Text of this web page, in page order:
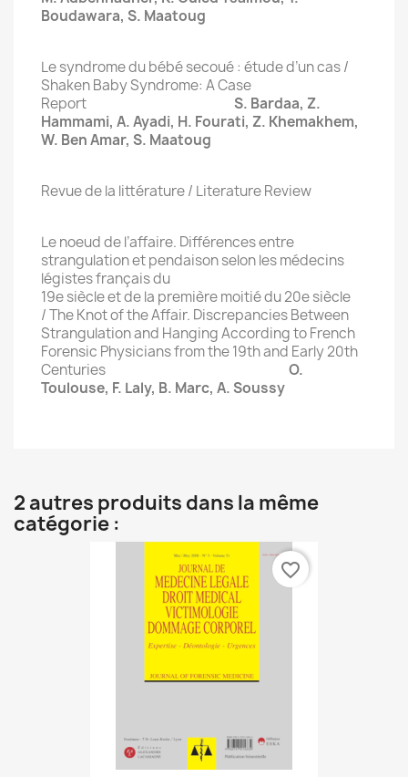
Boudawara, S. Maatoug
Le syndrome du bébé secoué : étude d’un cas /
Shaken Baby Syndrome: A Case
Report
S. Bardaa, Z.
Hammami, A. Ayadi, H. Fourati, Z. Khemakhem,
W. Ben Amar, S. Maatoug
Revue de la littérature / Literature Review
Le noeud de l’affaire. Différences entre
strangulation et pendaison selon les médecins
légistes français du
19e siècle et de la première moitié du 20e siècle
/ The Knot of the Affair. Discrepancies Between
Strangulation and Hanging According to French
Forensic Physicians from the 19th and Early 20th
Centuries O.
Toulouse, F. Laly, B. Marc, A. Soussy
2 autres produits dans la même
catégorie :
favorite_border